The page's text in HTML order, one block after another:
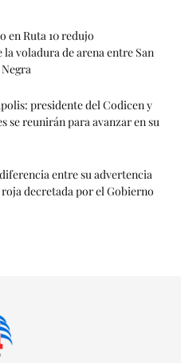
en Ruta 10 redujo
voladura de arena entre San
presidente del Codicen y
se reunirán para avanzar en su
entre su advertencia
decretada por el Gobierno